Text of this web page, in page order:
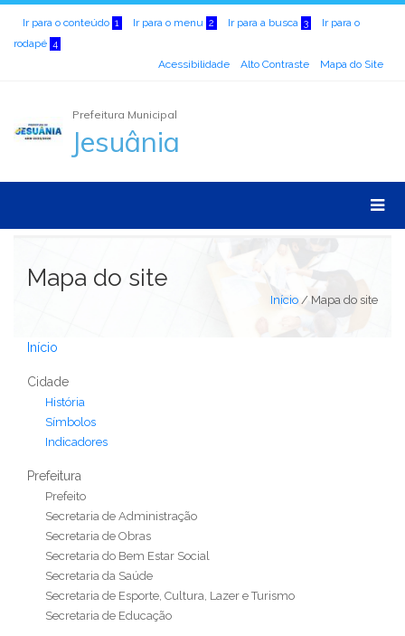
Ir para o conteúdo 1 Ir para o menu 2 Ir para a busca 3
Ir para o
rodapé 4
Acessibilidade Alto Contraste Mapa do Site
Prefeitura Municipal
Jesuânia
Mapa do site
Início / Mapa do site
Início
Cidade
História
Símbolos
Indicadores
Prefeitura
Prefeito
Secretaria de Administração
Secretaria de Obras
Secretaria do Bem Estar Social
Secretaria da Saúde
Secretaria de Esporte, Cultura, Lazer e Turismo
Secretaria de Educação